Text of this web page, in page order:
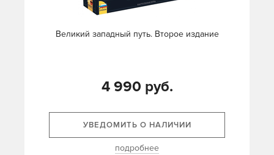
Великий западный путь. Второе издание
4 990 руб.
УВЕДОМИТЬ О НАЛИЧИИ
подробнее